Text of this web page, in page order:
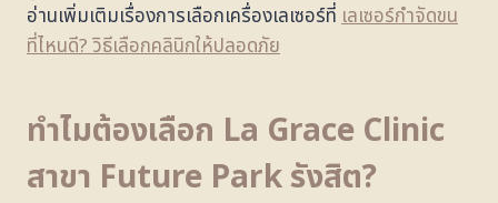
อ่านเพิ่มเติมเรื่องการเลือกเครื่องเลเซอร์ที่เลเซอร์กำจัดขน
ที่ไหนดี? วิธีเลือกคลินิกให้ปลอดภัย
ทำไมต้องเลือก La Grace Clinic
สาขา Future Park รังสิต?